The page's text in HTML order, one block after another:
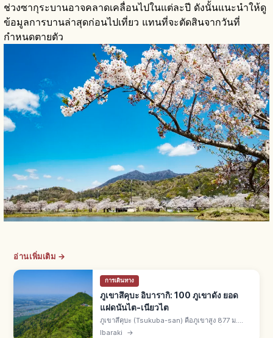
ช่วงซากุระบานอาจคลาดเคลื่อนไปในแต่ละปี ดังนั้นแนะนำให้ดู
ข้อมูลการบานล่าสุดก่อนไปเที่ยว แทนที่จะตัดสินจากวันที่
กำหนดตายตัว
อ่านเพิ่มเติม →
การเดินทาง
ภูเขาสึคุบะ อิบารากิ: 100 ภูเขาดัง ยอด
แฝดนันไต-เนียวไต
ภูเขาสึคุบะ (Tsukuba-san) คือภูเขาสูง 877 ม.
เมืองสึคุบะ จ.อิบารากิ 1 ใน 100 ภูเขาดังญี่ปุ่น ฉายา
Ibaraki →